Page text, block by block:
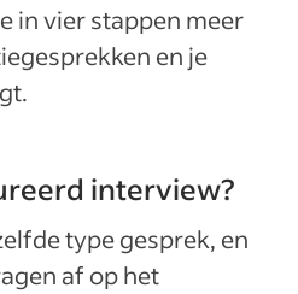
in vier stappen meer
en je
interview?
type gesprek, en
af op het